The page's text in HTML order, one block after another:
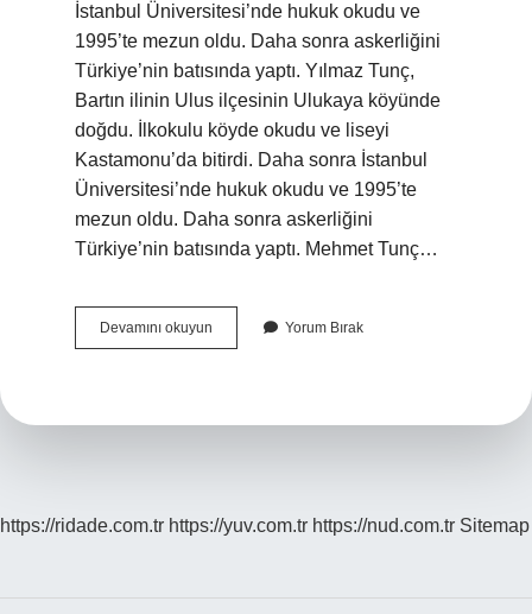
İstanbul Üniversitesi’nde hukuk okudu ve
1995’te mezun oldu. Daha sonra askerliğini
Türkiye’nin batısında yaptı. Yılmaz Tunç,
Bartın ilinin Ulus ilçesinin Ulukaya köyünde
doğdu. İlkokulu köyde okudu ve liseyi
Kastamonu’da bitirdi. Daha sonra İstanbul
Üniversitesi’nde hukuk okudu ve 1995’te
mezun oldu. Daha sonra askerliğini
Türkiye’nin batısında yaptı. Mehmet Tunç…
Devamını okuyun
Erdinç
Yorum Bırak
https://ridade.com.tr https://yuv.com.tr https://nud.com.tr Sitemap